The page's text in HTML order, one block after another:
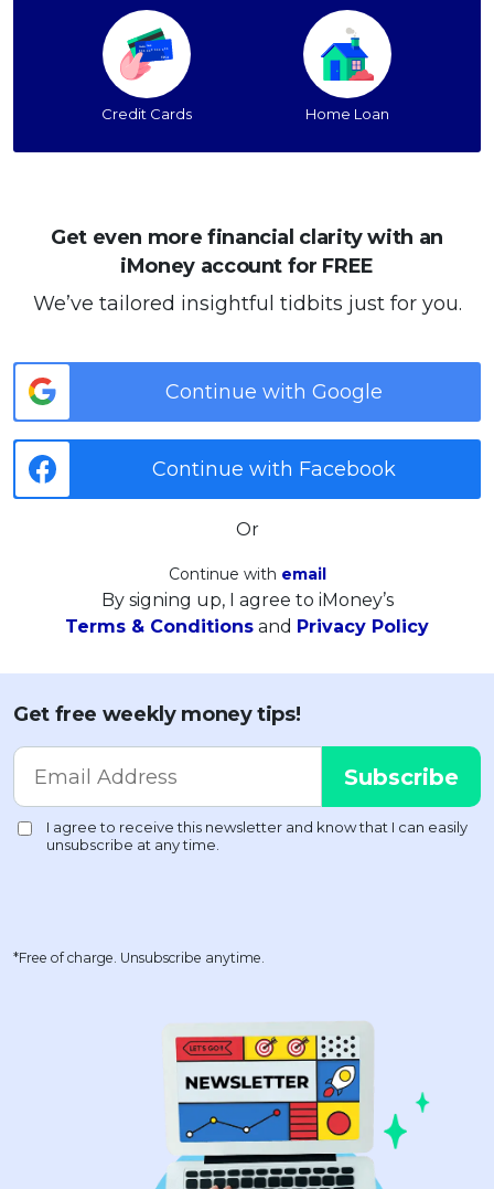
Credit Cards Home Loan
Get even more financial clarity with an
iMoney account for FREE
We’ve tailored insightful tidbits just for you.
Continue with Google
Continue with Facebook
Or
Continue with email
By signing up, I agree to iMoney’s
Terms & Conditions and Privacy Policy
Get free weekly money tips!
*Free of charge. Unsubscribe anytime.